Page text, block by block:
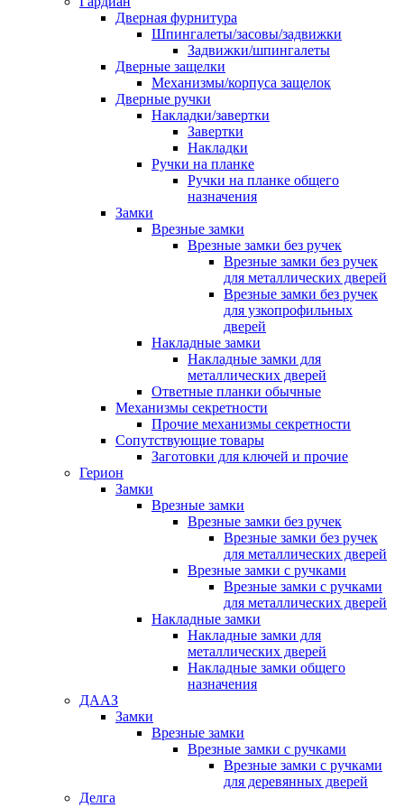
Дверная фурнитура
Шпингалеты/засовы/задвижки
Задвижки/шпингалеты
Дверные защелки
Механизмы/корпуса защелок
Дверные ручки
Накладки/завертки
Завертки
Накладки
Ручки на планке
Ручки на планке общего
назначения
Замки
Врезные замки
Врезные замки без ручек
Врезные замки без ручек
для металлических дверей
Врезные замки без ручек
для узкопрофильных
дверей
Накладные замки
Накладные замки для
металлических дверей
Ответные планки обычные
Механизмы секретности
Прочие механизмы секретности
Сопутствующие товары
Заготовки для ключей и прочие
Герион
Замки
Врезные замки
Врезные замки без ручек
Врезные замки без ручек
для металлических дверей
Врезные замки с ручками
Врезные замки с ручками
для металлических дверей
Накладные замки
Накладные замки для
металлических дверей
Накладные замки общего
назначения
ДААЗ
Замки
Врезные замки
Врезные замки с ручками
Врезные замки с ручками
для деревянных дверей
Делга